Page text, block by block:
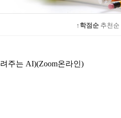
↑학점순 추천순
주는 AI)(Zoom온라인)